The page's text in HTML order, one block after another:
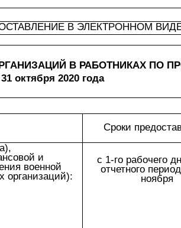
В ЭЛЕКТРОННОМ
В РАБОТНИКАХ ПО
октября 2020 года
Сроки
и
военной
организаций):
с 1-го рабочего
отчетного
ноября